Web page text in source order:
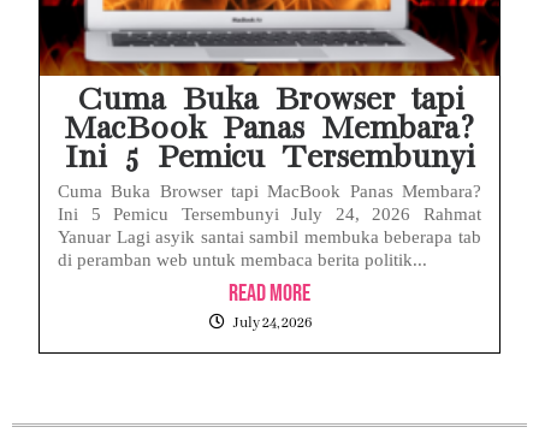
Cuma Buka Browser tapi
MacBook Panas Membara?
Ini 5 Pemicu Tersembunyi
Cuma Buka Browser tapi MacBook Panas Membara?
Ini 5 Pemicu Tersembunyi July 24, 2026 Rahmat
Yanuar Lagi asyik santai sambil membuka beberapa tab
di peramban web untuk membaca berita politik...
Read More
July 24, 2026